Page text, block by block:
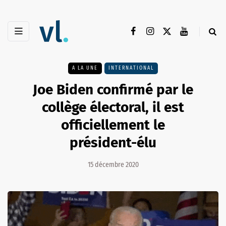
A LA UNE INTERNATIONAL
Joe Biden confirmé par le
collège électoral, il est
officiellement le
président-élu
15 décembre 2020